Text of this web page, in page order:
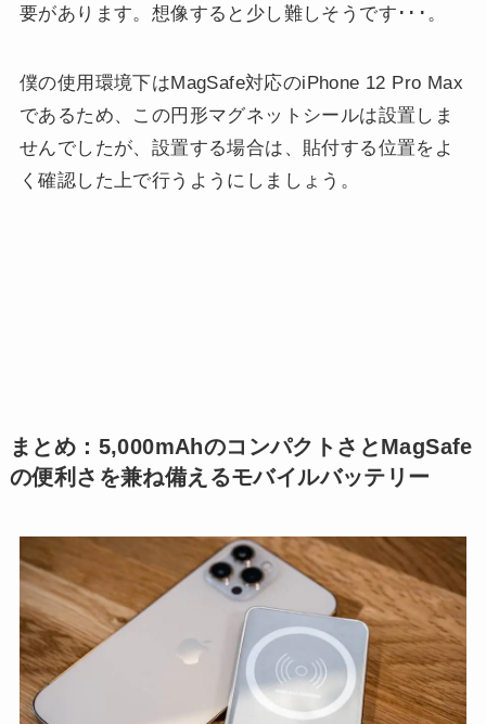
要があります。想像すると少し難しそうです･･･。
僕の使用環境下はMagSafe対応のiPhone 12 Pro Max
であるため、この円形マグネットシールは設置しま
せんでしたが、設置する場合は、貼付する位置をよ
く確認した上で行うようにしましょう。
まとめ：5,000mAhのコンパクトさとMagSafe
の便利さを兼ね備えるモバイルバッテリー